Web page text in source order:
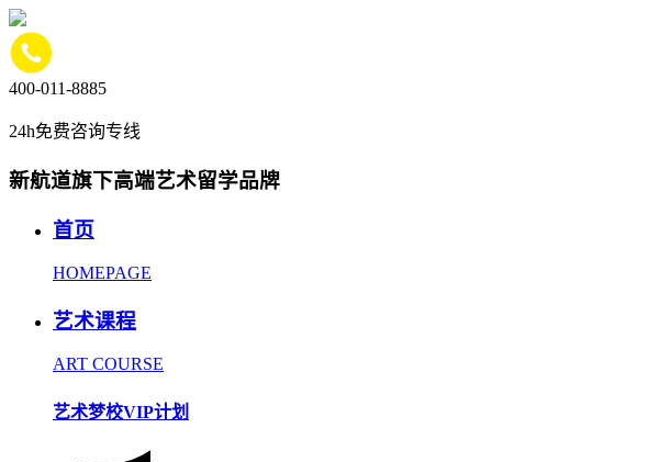
400-011-8885
24h免费咨询专线
新航道旗下高端艺术留学品牌
首页
HOMEPAGE
艺术课程
ART COURSE
艺术梦校VIP计划